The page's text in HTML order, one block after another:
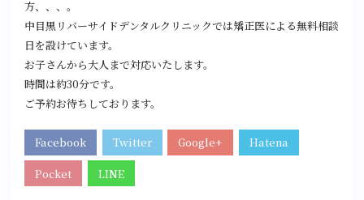
方、、、。
中目黒リバーサイドデンタルクリニックでは矯正医による無料相談
日を設けています。
お子さんから大人まで対応いたします。
時間は約30分です。
ご予約お待ちしております。
Facebook Twitter Google+ Hatena
Pocket LINE